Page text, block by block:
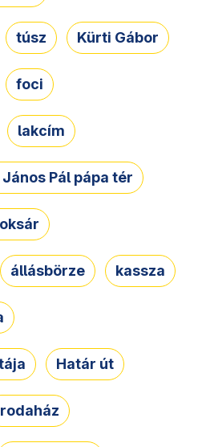
túsz Kürti Gábor
foci
lakcím
Pál pápa tér
állásbörze kassza
Határ út